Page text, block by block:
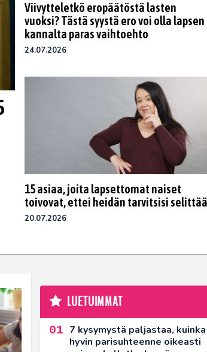
Viivytteletkö eropäätöstä lasten
vuoksi? Tästä syystä ero voi olla lapsen
kannalta paras vaihtoehto
24.07.2026
15 asiaa, joita lapsettomat naiset
toivovat, ettei heidän tarvitsisi selittää
20.07.2026
LUETUIMMAT
7 kysymystä paljastaa, kuinka
hyvin parisuhteenne oikeasti